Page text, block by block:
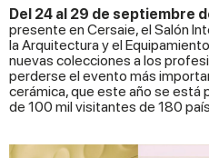
Del 24 al 29 de septiembre
presente en Cersaie, el Salón
la Arquitectura y el
nuevas colecciones a los
perderse el evento más
cerámica, que este año se está
de 100 mil visitantes de 180